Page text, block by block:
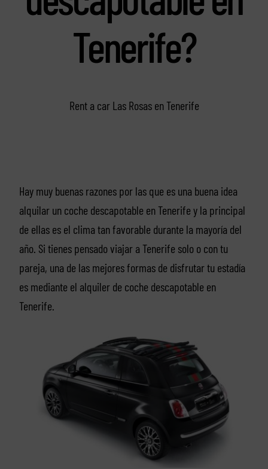
Tenerife?
Rent a car Las Rosas en Tenerife
Hay muy buenas razones por las que es una buena idea
alquilar un coche descapotable en Tenerife y la principal
de ellas es el clima tan favorable durante la mayoría del
año. Si tienes pensado viajar a Tenerife solo o con tu
pareja, una de las mejores formas de disfrutar tu estadía
es mediante el alquiler de coche descapotable en
Tenerife.